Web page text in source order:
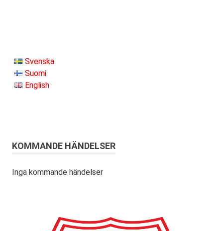
Svenska
Suomi
English
KOMMANDE HÄNDELSER
Inga kommande händelser